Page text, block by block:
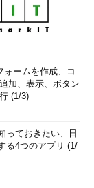
ォームを作成、コ
加、表示、ボタン
(1/3)
っておきたい、日
る4つのアプリ (1/